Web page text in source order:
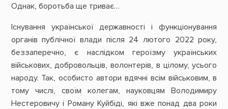
Однак, боротьба ще триває…
Існування української державності і функціонування
органів публічної влади після 24 лютого 2022 року,
беззаперечно, є наслідком героїзму українських
військових, добровольців, волонтерів, в цілому, усього
народу. Так, особисто автори вдячні всім військовим, в
тому числі, своїм колегам, науковцям Володимиру
Нестеровичу і Роману Куйбіді, які вже понад два роки